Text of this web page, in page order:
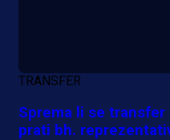
TRANSFER
Sprema li se
prati bh.